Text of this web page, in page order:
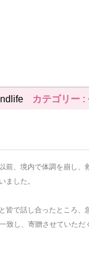
カテゴリー :
前、境内で体調を崩し、
ました。
皆で話し合ったところ、
致し、寄贈させていただ